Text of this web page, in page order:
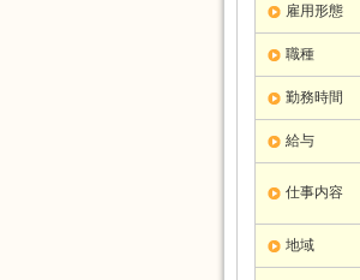
雇用形態
職種
勤務時間
給与
仕事内容
地域